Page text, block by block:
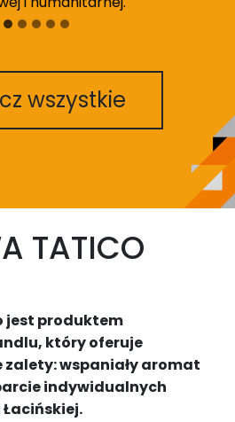
wszystkie
TATICO
jest produktem
który oferuje
zalety: wspaniały aromat
indywidualnych